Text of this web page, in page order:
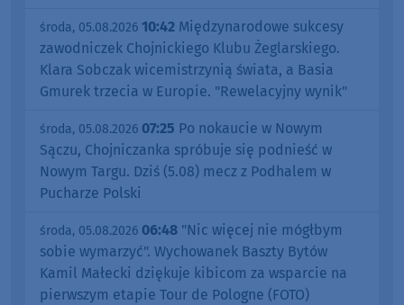
środa, 05.08.2026 10:42 Międzynarodowe sukcesy
zawodniczek Chojnickiego Klubu Żeglarskiego.
Klara Sobczak wicemistrzynią świata, a Basia
Gmurek trzecia w Europie. "Rewelacyjny wynik"
środa, 05.08.2026 07:25 Po nokaucie w Nowym
Sączu, Chojniczanka spróbuje się podnieść w
Nowym Targu. Dziś (5.08) mecz z Podhalem w
Pucharze Polski
środa, 05.08.2026 06:48 "Nic więcej nie mógłbym
sobie wymarzyć". Wychowanek Baszty Bytów
Kamil Małecki dziękuje kibicom za wsparcie na
pierwszym etapie Tour de Pologne (FOTO)